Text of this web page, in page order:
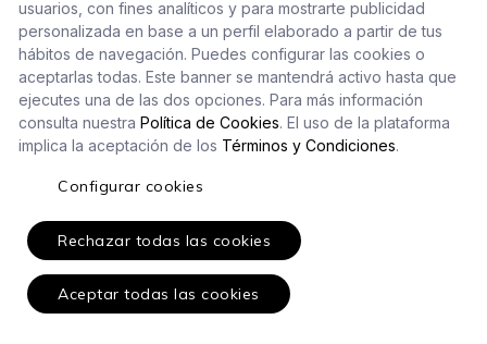
Solicita una demo
del Asistente de
Recepción con IA y
descubre cómo
optimizar la gestión
diaria de tu clínica
usuarios, con fines analíticos y para mostrarte publicidad
personalizada en base a un perfil elaborado a partir de tus
hábitos de navegación. Puedes configurar las cookies o
aceptarlas todas. Este banner se mantendrá activo hasta que
ejecutes una de las dos opciones. Para más información
consulta nuestra Política de Cookies. El uso de la plataforma
implica la aceptación de los Términos y Condiciones.
Configurar cookies
Rechazar todas las cookies
Aceptar todas las cookies